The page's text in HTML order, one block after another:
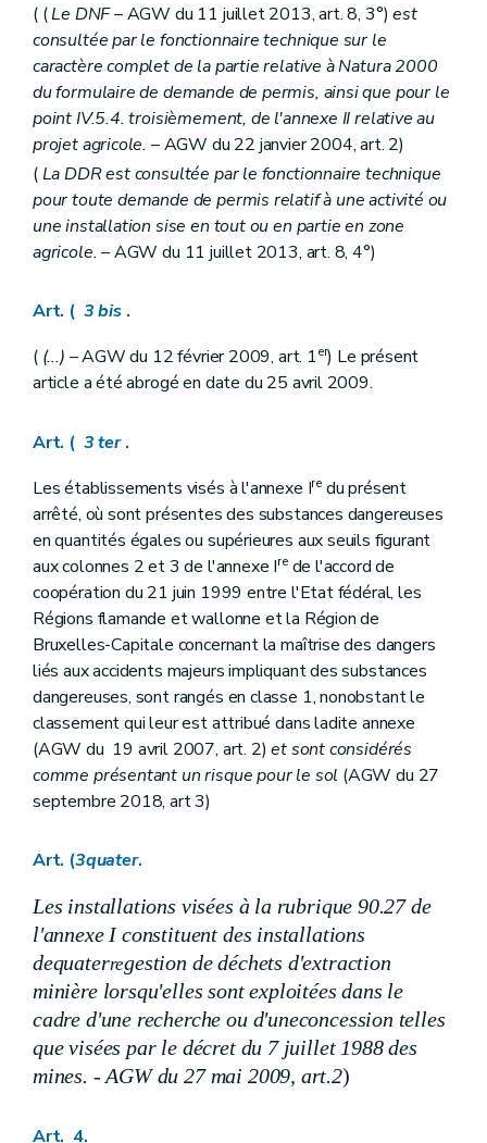
( (Le DNF– AGW du 11 juillet 2013, art. 8, 3°)est
consultée par le fonctionnaire technique sur le
caractère complet de la partie relative à Natura 2000
du formulaire de demande de permis, ainsi que pour le
point IV.5.4. troisièmement, de l'annexe II relative au
projet agricole. – AGW du 22 janvier 2004, art. 2)
(La DDR est consultée par le fonctionnaire technique
pour toute demande de permis relatif à une activité ou
une installation sise en tout ou en partie en zone
agricole.– AGW du 11 juillet 2013, art. 8, 4°)
Art. ( 3bis .
( (...) – AGW du 12 février 2009, art. 1er) Le présent
article a été abrogé en date du 25 avril 2009.
Art. ( 3ter .
Les établissements visés à l'annexe Iredu présent
arrêté, où sont présentes des substances dangereuses
en quantités égales ou supérieures aux seuils figurant
aux colonnes 2 et 3 de l'annexe Irede l'accord de
coopération du 21 juin 1999 entre l'Etat fédéral, les
Régions flamande et wallonne et la Région de
Bruxelles-Capitale concernant la maîtrise des dangers
liés aux accidents majeurs impliquant des substances
dangereuses, sont rangés en classe 1, nonobstant le
classement qui leur est attribué dans ladite annexe
(AGW du 19 avril 2007, art. 2)et sont considérés
comme présentant un risque pour le sol (AGW du 27
septembre 2018, art 3)
Art. (3quater.
Les installations visées à la rubrique 90.27 de
l'annexe Iconstituent des installations
dequaterregestion de déchets d'extraction
minière lorsqu'elles sont exploitées dans le
cadre d'une recherche ou d'uneconcession telles
que visées par le décret du 7 juillet 1988 des
mines. - AGW du 27 mai 2009, art.2)
Art. 4.